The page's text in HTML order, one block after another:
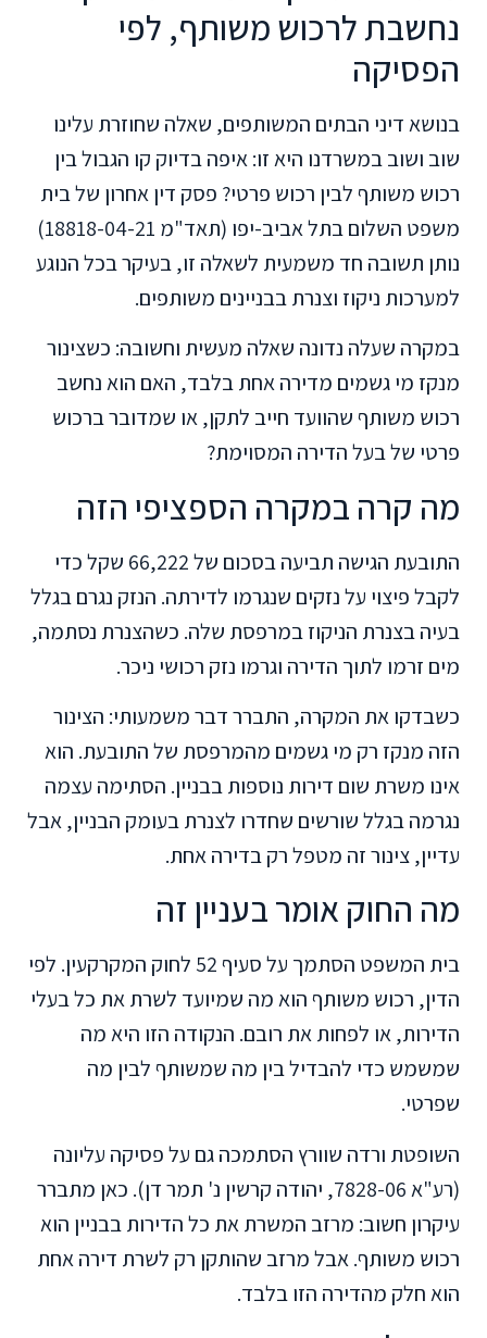
נחשבת לרכוש משותף, לפי
הפסיקה
בנושא דיני הבתים המשותפים, שאלה שחוזרת עלינו
שוב ושוב במשרדנו היא זו: איפה בדיוק קו הגבול בין
רכוש משותף לבין רכוש פרטי? פסק דין אחרון של בית
משפט השלום בתל אביב-יפו (תאד"מ 18818-04-21)
נותן תשובה חד משמעית לשאלה זו, בעיקר בכל הנוגע
למערכות ניקוז וצנרת בבניינים משותפים.
במקרה שעלה נדונה שאלה מעשית וחשובה: כשצינור
מנקז מי גשמים מדירה אחת בלבד, האם הוא נחשב
רכוש משותף שהוועד חייב לתקן, או שמדובר ברכוש
פרטי של בעל הדירה המסוימת?
מה קרה במקרה הספציפי הזה
התובעת הגישה תביעה בסכום של 66,222 שקל כדי
לקבל פיצוי על נזקים שנגרמו לדירתה. הנזק נגרם בגלל
בעיה בצנרת הניקוז במרפסת שלה. כשהצנרת נסתמה,
מים זרמו לתוך הדירה וגרמו נזק רכושי ניכר.
כשבדקו את המקרה, התברר דבר משמעותי: הצינור
הזה מנקז רק מי גשמים מהמרפסת של התובעת. הוא
אינו משרת שום דירות נוספות בבניין. הסתימה עצמה
נגרמה בגלל שורשים שחדרו לצנרת בעומק הבניין, אבל
עדיין, צינור זה מטפל רק בדירה אחת.
מה החוק אומר בעניין זה
בית המשפט הסתמך על סעיף 52 לחוק המקרקעין. לפי
הדין, רכוש משותף הוא מה שמיועד לשרת את כל בעלי
הדירות, או לפחות את רובם. הנקודה הזו היא מה
שמשמש כדי להבדיל בין מה שמשותף לבין מה
שפרטי.
השופטת ורדה שוורץ הסתמכה גם על פסיקה עליונה
(רע"א 7828-06, יהודה קרשין נ' תמר דן). כאן מתברר
עיקרון חשוב: מרזב המשרת את כל הדירות בבניין הוא
רכוש משותף. אבל מרזב שהותקן רק לשרת דירה אחת
הוא חלק מהדירה הזו בלבד.